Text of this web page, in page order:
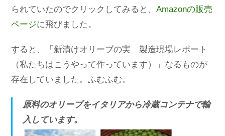
られていたのでクリックしてみると、Amazonの販売
ページに飛びました。
すると、「新漬けオリーブの実 製造現場レポート
（私たちはこうやって作っています）」なるものが
存在していました。ふむふむ。
原料のオリーブをイタリアから冷蔵コンテナで輸
入しています。